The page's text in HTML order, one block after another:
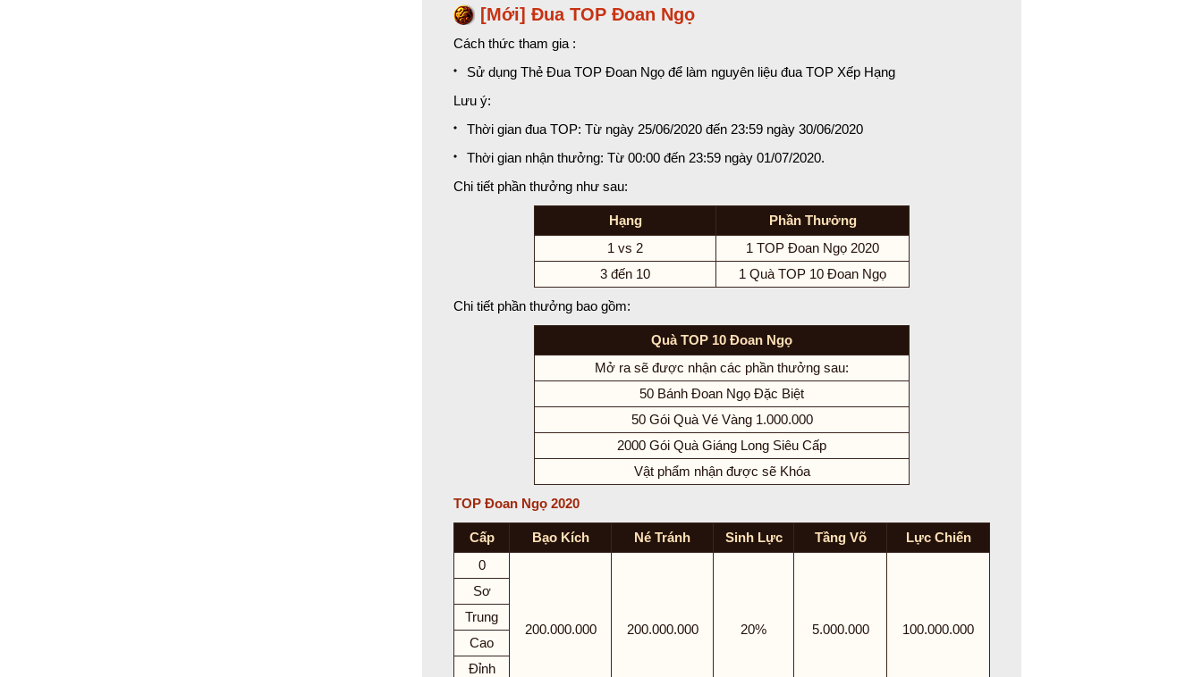
[Mới] Đua TOP Đoan Ngọ
Cách thức tham gia :
Sử dụng Thẻ Đua TOP Đoan Ngọ để làm nguyên liệu đua TOP Xếp Hạng
Lưu ý:
Thời gian đua TOP: Từ ngày 25/06/2020 đến 23:59 ngày 30/06/2020
Thời gian nhận thưởng: Từ 00:00 đến 23:59 ngày 01/07/2020.
Chi tiết phần thưởng như sau:
Hạng
Phần Thưởng
1 vs 2
1 TOP Đoan Ngọ 2020
3 đến 10
1 Quà TOP 10 Đoan Ngọ
Chi tiết phần thưởng bao gồm:
Quà TOP 10 Đoan Ngọ
Mở ra sẽ được nhận các phần thưởng sau:
50 Bánh Đoan Ngọ Đặc Biệt
50 Gói Quà Vé Vàng 1.000.000
2000 Gói Quà Giáng Long Siêu Cấp
Vật phẩm nhận được sẽ Khóa
TOP Đoan Ngọ 2020
Cấp Bạo Kích Né Tránh Sinh Lực Tầng Võ
Lực Chiến
0
200.000.000 200.000.000 20% 5.000.000 100.000.000
Sơ
Trung
Cao
Đỉnh